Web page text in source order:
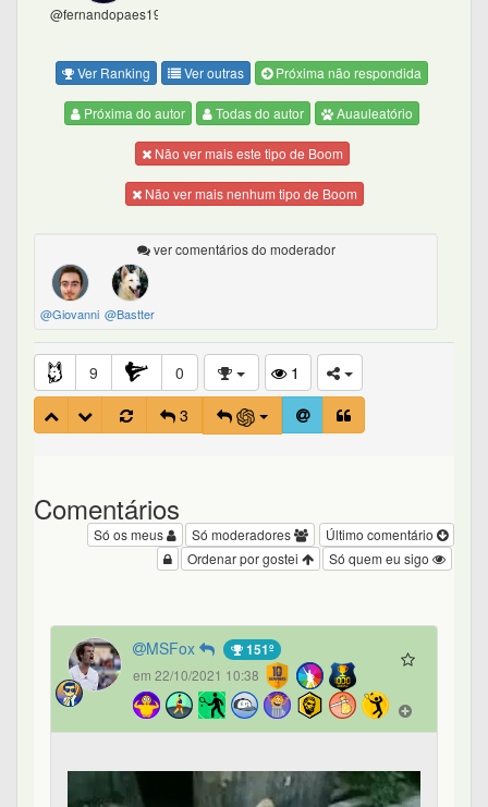
@fernandopaes1977
Ver Ranking Ver outras Próxima não respondida
Próxima do autor Todas do autor Auauleatório
Não ver mais este tipo de Boom
Não ver mais nenhum tipo de Boom
ver comentários do moderador
@Giovanni @Bastter
9 0
1
3
Comentários
Último comentário
Só moderadores
Só os meus
Só quem eu sigo
Ordenar por gostei
MSFox 151º
em 22/10/2021 10:38